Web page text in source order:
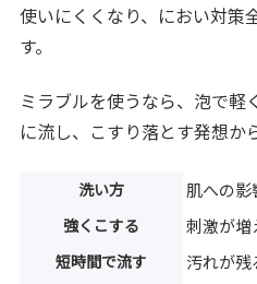
使いにくくなり、におい対策
す。
ミラブルを使うなら、泡で軽
に流し、こすり落とす発想か
洗い方 肌への影
強くこする 刺激が増
短時間で流す 汚れが残